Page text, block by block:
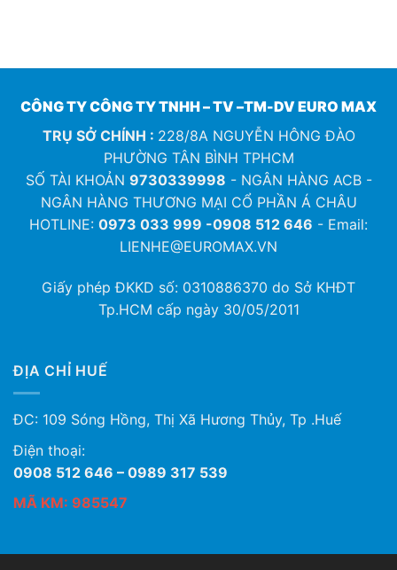
CÔNG TY CÔNG TY TNHH – TV –TM-DV EURO MAX
TRỤ SỞ CHÍNH : 228/8A NGUYỄN HÔNG ĐÀO
PHƯỜNG TÂN BÌNH TPHCM
SỐ TÀI KHOẢN 9730339998 - NGÂN HÀNG ACB -
NGÂN HÀNG THƯƠNG MẠI CỔ PHẦN Á CHÂU
HOTLINE: 0973 033 999 -0908 512 646 - Email:
LIENHE@EUROMAX.VN
Giấy phép ĐKKD số: 0310886370 do Sở KHĐT
Tp.HCM cấp ngày 30/05/2011
ĐỊA CHỈ HUẾ
ĐC: 109 Sóng Hồng, Thị Xã Hương Thủy, Tp .Huế
Điện thoại:
0908 512 646 – 0989 317 539
MÃ KM: 985547